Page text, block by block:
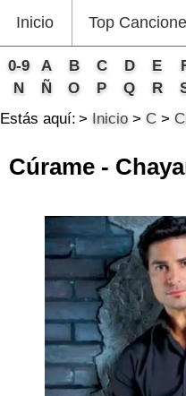
Inicio Top
0-9 A B C D E
N
Ñ O P Q R
Estás aquí:
Inicio C
Cúrame -